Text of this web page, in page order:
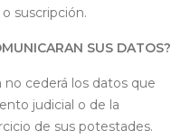
suscripción.
SUS DATOS?
cederá los datos que
judicial o de la
de sus potestades.